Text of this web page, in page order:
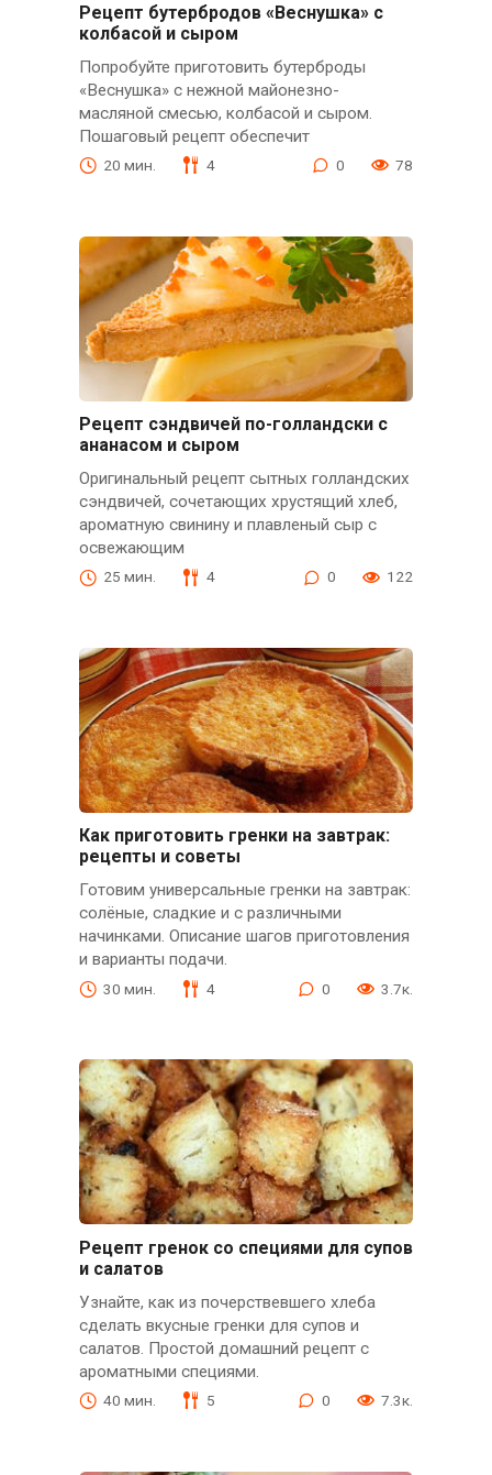
Рецепт бутербродов «Веснушка» с
колбасой и сыром
Попробуйте приготовить бутерброды
«Веснушка» с нежной майонезно-
масляной смесью, колбасой и сыром.
Пошаговый рецепт обеспечит
20 мин. 4 0 78
Рецепт сэндвичей по-голландски с
ананасом и сыром
Оригинальный рецепт сытных голландских
сэндвичей, сочетающих хрустящий хлеб,
ароматную свинину и плавленый сыр с
освежающим
25 мин. 4 0 122
Как приготовить гренки на завтрак:
рецепты и советы
Готовим универсальные гренки на завтрак:
солёные, сладкие и с различными
начинками. Описание шагов приготовления
и варианты подачи.
30 мин. 4 0 3.7к.
Рецепт гренок со специями для супов
и салатов
Узнайте, как из почерствевшего хлеба
сделать вкусные гренки для супов и
салатов. Простой домашний рецепт с
ароматными специями.
40 мин. 5 0 7.3к.